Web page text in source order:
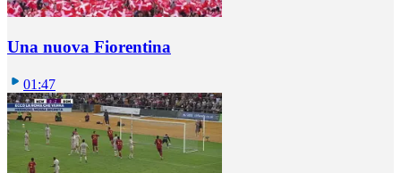
Una nuova Fiorentina
01:47